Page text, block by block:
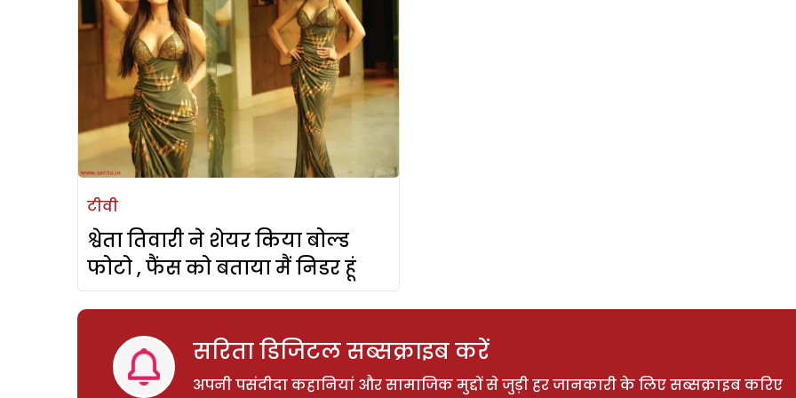
टीवी
श्वेता तिवारी ने शेयर किया बोल्ड
फोटो , फैंस को बताया मैं निडर हूं
सरिता डिजिटल सब्सक्राइब करें
अपनी पसंदीदा कहानियां और सामाजिक मुद्दों से जुड़ी हर जानकारी के लिए सब्सक्राइब करिए